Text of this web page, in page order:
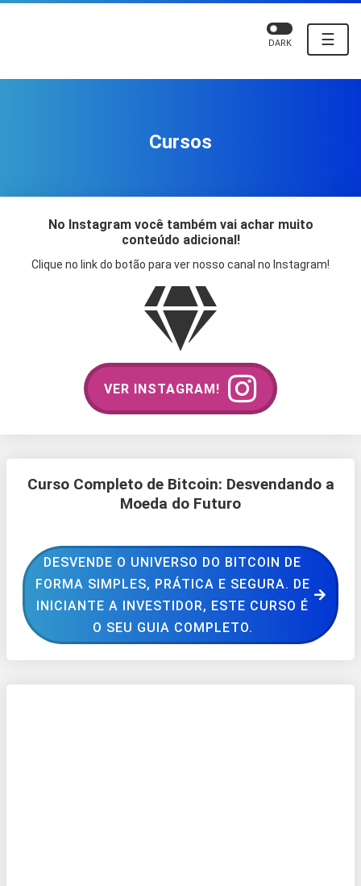
☰
DARK
Cursos
No Instagram você também vai achar muito
conteúdo adicional!
Clique no link do botão para ver nosso canal no Instagram!
VER INSTAGRAM!
Curso Completo de Bitcoin: Desvendando a
Moeda do Futuro
DESVENDE O UNIVERSO DO BITCOIN DE
FORMA SIMPLES, PRÁTICA E SEGURA. DE
INICIANTE A INVESTIDOR, ESTE CURSO É
O SEU GUIA COMPLETO.